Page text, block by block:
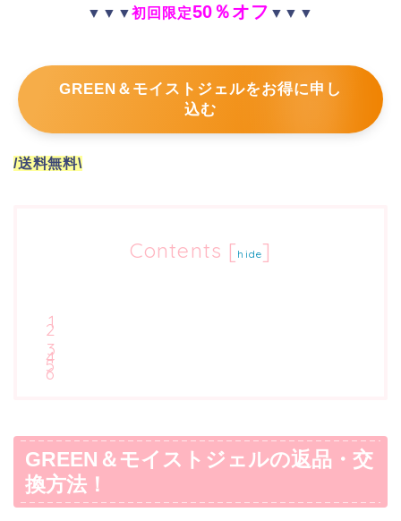
▼▼▼初回限定50％オフ ▼▼▼
GREEN＆モイストジェルをお得に申し
込む
/送料無料\
Contents [ hide]
GREEN＆モイストジェルの返品・交
換方法！